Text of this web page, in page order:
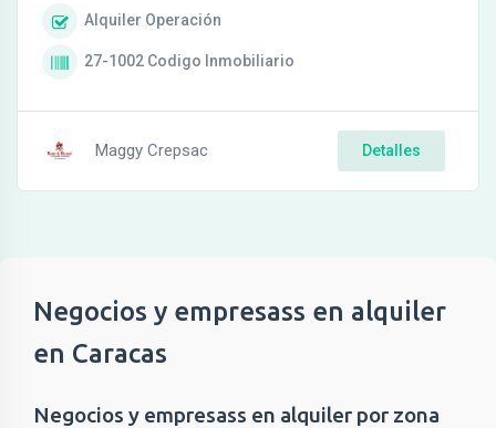
Alquiler Operación
27-1002 Codigo Inmobiliario
Maggy Crepsac Detalles
Negocios y empresass en alquiler
en Caracas
Negocios y empresass en alquiler por zona